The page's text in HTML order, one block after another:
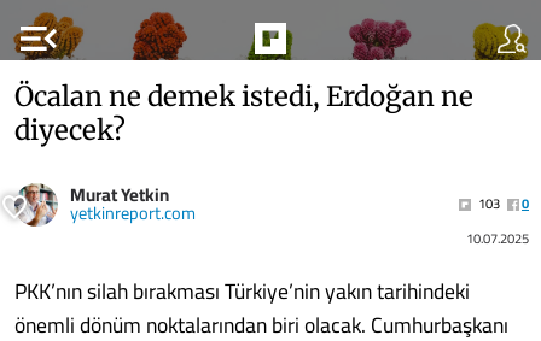
menu_open
Öcalan ne demek istedi, Erdoğan ne
diyecek?
Murat Yetkin
yetkinreport.com 103
0
10.07.2025
PKK’nın silah bırakması Türkiye’nin yakın tarihindeki
önemli dönüm noktalarından biri olacak. Cumhurbaşkanı